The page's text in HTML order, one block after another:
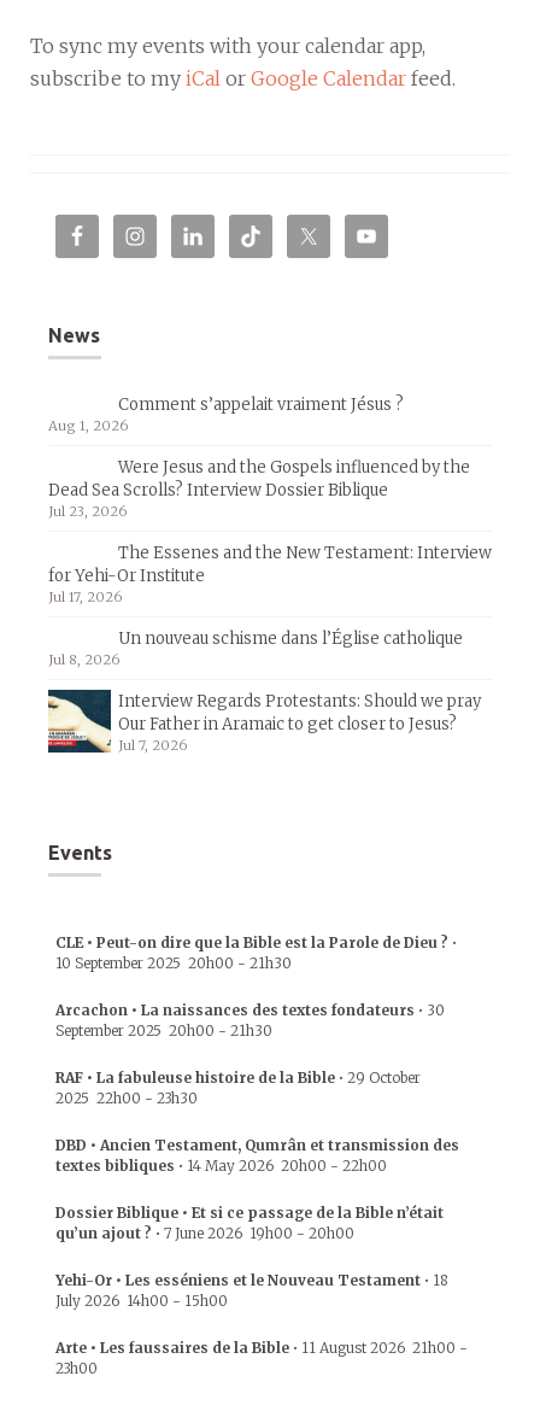
To sync my events with your calendar app,
subscribe to my iCal or Google Calendar feed.
News
Comment s’appelait vraiment Jésus ?
Aug 1, 2026
Were Jesus and the Gospels influenced by the
Dead Sea Scrolls? Interview Dossier Biblique
Jul 23, 2026
The Essenes and the New Testament: Interview
for Yehi-Or Institute
Jul 17, 2026
Un nouveau schisme dans l’Église catholique
Jul 8, 2026
Interview Regards Protestants: Should we pray
Our Father in Aramaic to get closer to Jesus?
Jul 7, 2026
Events
CLE • Peut-on dire que la Bible est la Parole de Dieu ? •
10 September 2025 20h00 - 21h30
Arcachon • La naissances des textes fondateurs • 30
September 2025 20h00 - 21h30
RAF • La fabuleuse histoire de la Bible • 29 October
2025 22h00 - 23h30
DBD • Ancien Testament, Qumrân et transmission des
textes bibliques • 14 May 2026 20h00 - 22h00
Dossier Biblique • Et si ce passage de la Bible n’était
qu’un ajout ? • 7 June 2026 19h00 - 20h00
Yehi-Or • Les esséniens et le Nouveau Testament • 18
July 2026 14h00 - 15h00
Arte • Les faussaires de la Bible • 11 August 2026 21h00 -
23h00